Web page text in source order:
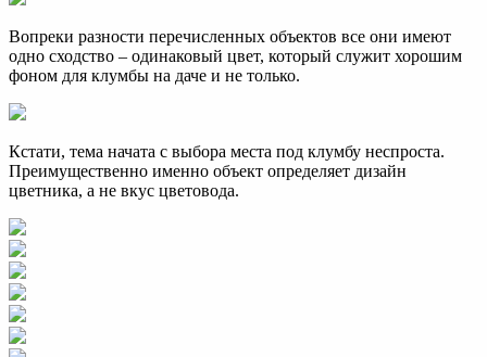
Вопреки разности перечисленных объектов все они имеют
одно сходство – одинаковый цвет, который служит хорошим
фоном для клумбы на даче и не только.
Кстати, тема начата с выбора места под клумбу неспроста.
Преимущественно именно объект определяет дизайн
цветника, а не вкус цветовода.